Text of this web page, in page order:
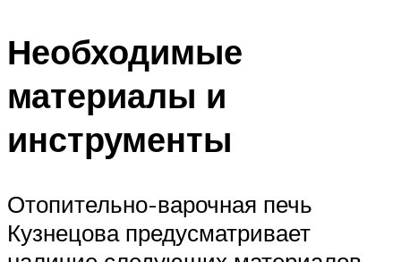
Необходимые
материалы и
инструменты
Отопительно-варочная печь
Кузнецова предусматривает